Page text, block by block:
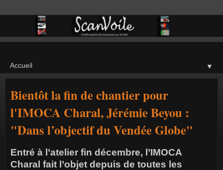
▼
Bientôt la fin de chantier pour
l'IMOCA Charal, Jérémie Beyou :
"Dans l’objectif du Vendée Globe"
Entré à l’atelier fin décembre, l’IMOCA
Charal fait l’objet depuis de toutes les